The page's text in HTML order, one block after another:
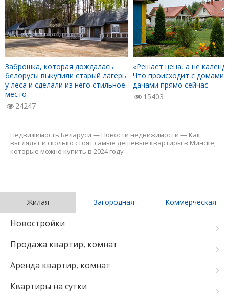
Заброшка, которая дождалась:
белорусы выкупили старый лагерь
у леса и сделали из него стильное
место
24247
«Решает цена, а не
Что происходит с домами
дачами прямо сейчас
15403
Недвижимость Беларуси — Новости недвижимости — Как
выглядят и сколько стоят самые дешевые квартиры в Минске,
которые можно купить в 2024 году
Жилая Загородная Коммерческая
Новостройки
Продажа квартир, комнат
Аренда квартир, комнат
Квартиры на сутки